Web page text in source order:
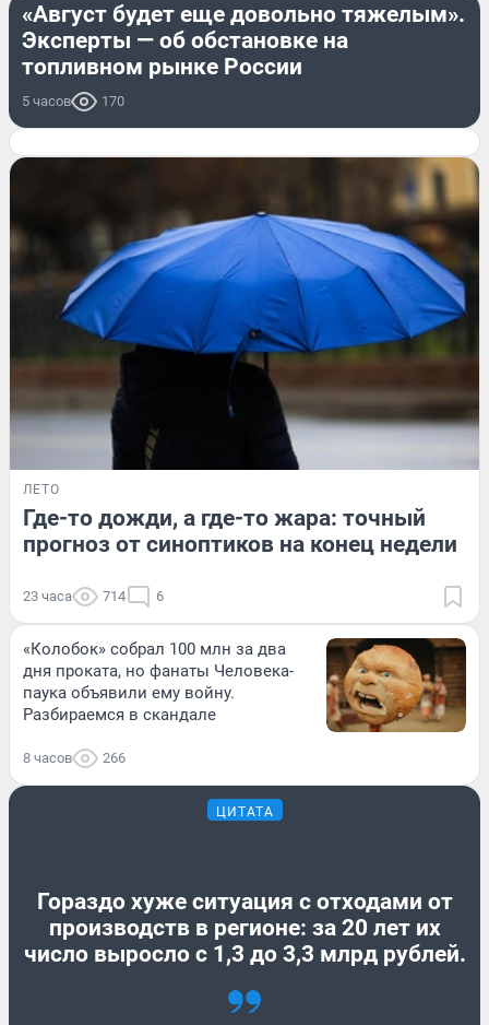
«Август будет еще довольно тяжелым».
Эксперты — об обстановке на
топливном рынке России
5 часов 170
ЛЕТО
Где-то дожди, а где-то жара: точный
прогноз от синоптиков на конец недели
23 часа 714 6
«Колобок» собрал 100 млн за два
дня проката, но фанаты Человека-
паука объявили ему войну.
Разбираемся в скандале
8 часов 266
ЦИТАТА
Гораздо хуже ситуация с отходами от
производств в регионе: за 20 лет их
число выросло с 1,3 до 3,3 млрд рублей.